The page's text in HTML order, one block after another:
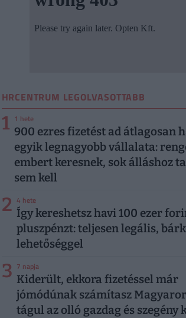
HRCENTRUM LEGOLVASOTTABB
1 1 hete
900 ezres fizetést ad átlagosan
egyik legnagyobb vállalata:
embert keresnek, sok álláshoz
sem kell
2 4 hete
Így kereshetsz havi 100 ezer
pluszpénzt: teljesen legális,
lehetőséggel
3 7 napja
Kiderült, ekkora fizetéssel már
jómódúnak számítasz
tágul az olló gazdag és szegény